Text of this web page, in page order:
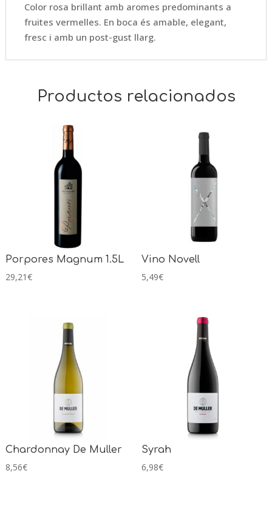
Color rosa brillant amb aromes predominants a
fruites vermelles. En boca és amable, elegant,
fresc i amb un post-gust llarg.
Productos relacionados
Porpores Magnum 1.5L
29,21€
Vino Novell
5,49€
Chardonnay De Muller
8,56€
Syrah
6,98€